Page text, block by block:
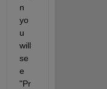
n
yo
u
will
se
e
"Pr